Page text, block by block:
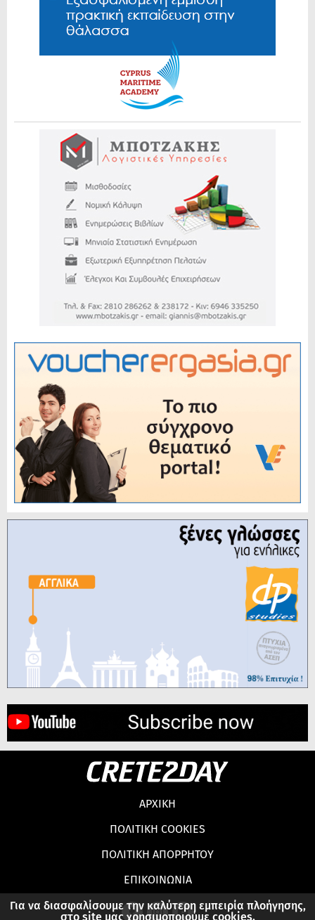
Για να διασφαλίσουμε την καλύτερη εμπειρία πλοήγησης,
στο site μας χρησιμοποιούμε cookies.
ΑΡΧΙΚΗ
ΠΟΛΙΤΙΚΗ COOKIES
ΠΟΛΙΤΙΚΗ ΑΠΟΡΡΗΤΟΥ
ΕΠΙΚΟΙΝΩΝΙΑ